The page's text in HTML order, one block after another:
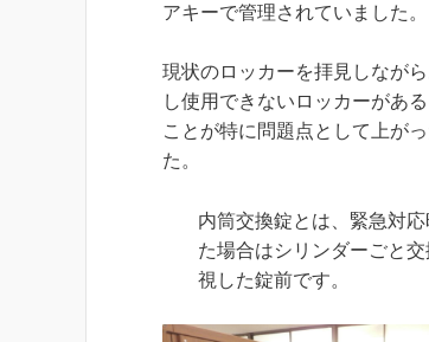
アキーで管理されていました。
現状のロッカーを拝見しなが
し使用できないロッカーがあ
ことが特に問題点として上が
た。
内筒交換錠とは、緊急対
た場合はシリンダーごと
視した錠前です。